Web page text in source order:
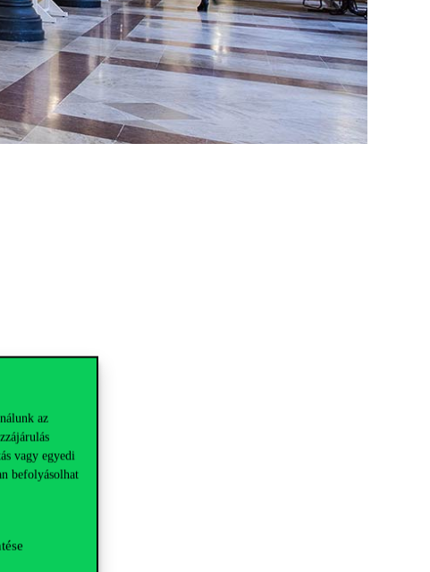
az
vagy egyedi
befolyásolhat